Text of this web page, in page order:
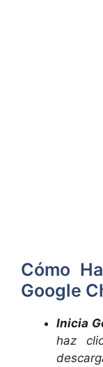
Cómo
Google
Inicia
haz